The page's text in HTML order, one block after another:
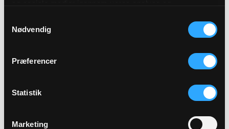
af cookies under "Detaljer" eller ved at klikke videre til
vores Cookiepolitik, som du finder i bunden af vores
Nødvendig
Præferencer
Statistik
Marketing